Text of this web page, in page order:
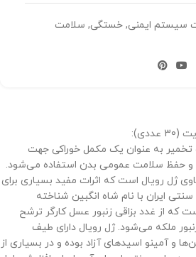
سیستم ایمنی, خستگی, سلامت
به عنوان یک مکمل خوراکی جهت
و حفظ سلامت عمومی بدن استفاده می‌شود.
ژل رویال است که اثرات مفید بسیاری برای
ایران با نام شاه انگبین شناخته
از غدد بزاقی زنبور عسل کارگر ترشح
ملکه می‌شود. ژل رویال دارای طیف
و آمینو اسیدهای آزاد بوده و در بسیاری از